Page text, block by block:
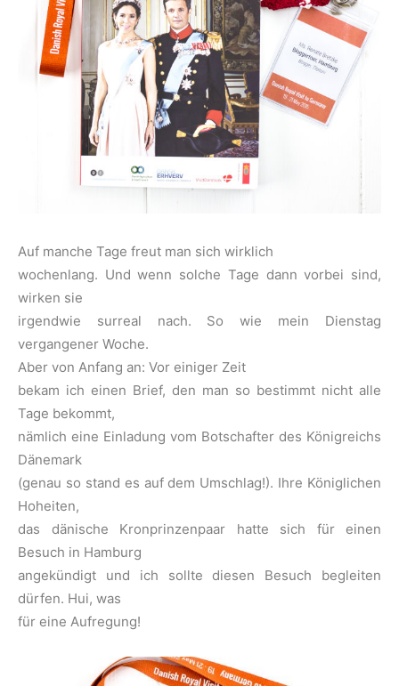
Auf manche Tage freut man sich wirklich
wochenlang. Und wenn solche Tage dann vorbei sind,
wirken sie
irgendwie surreal nach. So wie mein Dienstag
vergangener Woche.
Aber von Anfang an: Vor einiger Zeit
bekam ich einen Brief, den man so bestimmt nicht alle
Tage bekommt,
nämlich eine Einladung vom Botschafter des Königreichs
Dänemark
(genau so stand es auf dem Umschlag!). Ihre Königlichen
Hoheiten,
das dänische Kronprinzenpaar hatte sich für einen
Besuch in Hamburg
angekündigt und ich sollte diesen Besuch begleiten
dürfen. Hui, was
für eine Aufregung!